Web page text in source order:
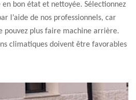
bon état et nettoyée. Sélectionnez
l’aide de nos professionnels, car
pouvez plus faire machine arrière.
climatiques doivent être favorables